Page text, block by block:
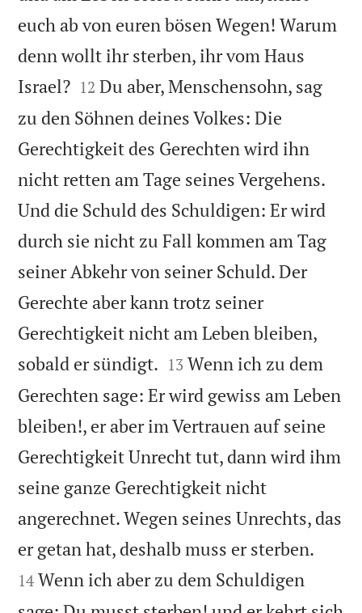
euch ab von euren bösen Wegen! Warum
denn wollt ihr sterben, ihr vom Haus
Israel?
12 Du aber, Menschensohn, sag
zu den Söhnen deines Volkes: Die
Gerechtigkeit des Gerechten wird ihn
nicht retten am Tage seines Vergehens.
Und die Schuld des Schuldigen: Er wird
durch sie nicht zu Fall kommen am Tag
seiner Abkehr von seiner Schuld. Der
Gerechte aber kann trotz seiner
Gerechtigkeit nicht am Leben bleiben,
sobald er sündigt. 

13 Wenn ich zu dem
Gerechten sage: Er wird gewiss am Leben
bleiben!, er aber im Vertrauen auf seine
Gerechtigkeit Unrecht tut, dann wird ihm
seine ganze Gerechtigkeit nicht
angerechnet. Wegen seines Unrechts, das
er getan hat, deshalb muss er sterben.
14 Wenn ich aber zu dem Schuldigen